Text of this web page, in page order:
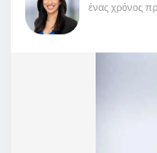
ένας χρόνος